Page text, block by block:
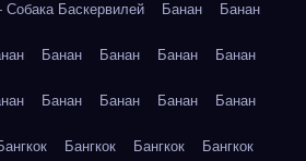
Баскервилей Банан Банан
Банан Банан Банан Банан
Банан Банан Банан Банан
Бангкок Бангкок Бангкок